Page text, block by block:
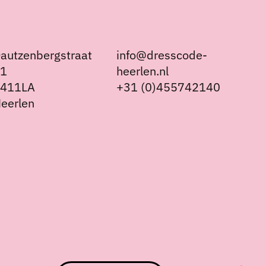
info@dresscode-
heerlen.nl
+31 (0)455742140